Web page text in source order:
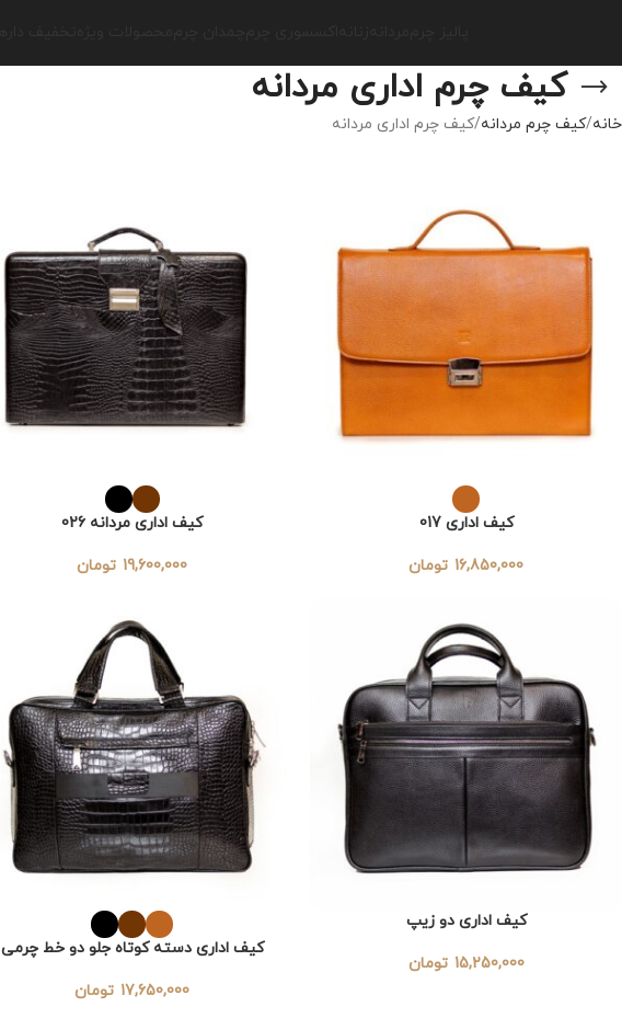
کیف چرم اداری مردانه
خانه کیف چرم مردانه کیف چرم اداری مردانه
کیف اداری 017
16,850,000 تومان
کیف اداری مردانه 026
19,600,000 تومان
کیف اداری دو زیپ
15,250,000 تومان
کیف اداری دسته کوتاه جلو دو خط چرمی
17,650,000 تومان